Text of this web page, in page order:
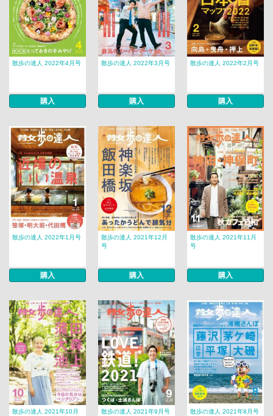
散歩の達人 2022年4月号
購入
散歩の達人 2022年3月号
購入
散歩の達人 2022年2月号
購入
散歩の達人 2022年1月号
購入
散歩の達人 2021年12月
号
購入
散歩の達人 2021年11月
号
購入
散歩の達人 2021年10月
散歩の達人 2021年9月号 散歩の達人 2021年8月号